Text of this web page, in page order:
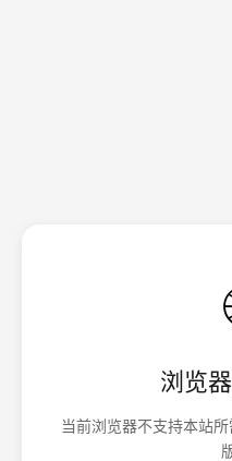
浏览
当前浏览器不支持本站